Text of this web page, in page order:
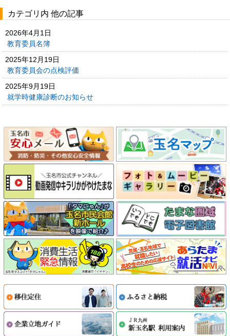
カテゴリ内 他の記事
2026年4月1日
教育委員名簿
2025年12月19日
教育委員会の点検評価
2025年9月19日
就学時健康診断のお知らせ